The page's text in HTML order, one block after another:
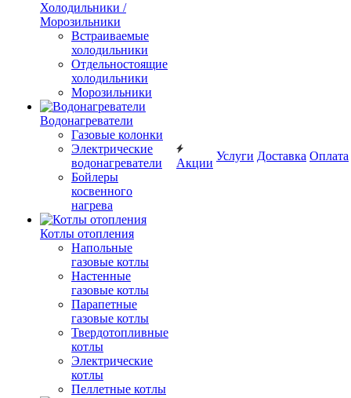
Холодильники /
Морозильники
Встраиваемые
холодильники
Отдельностоящие
холодильники
Морозильники
Водонагреватели
Газовые колонки
Электрические
водонагреватели
Бойлеры
косвенного
нагрева
Котлы отопления
Напольные
газовые котлы
Настенные
газовые котлы
Парапетные
газовые котлы
Твердотопливные
котлы
Электрические
котлы
Пеллетные котлы
Акции
Услуги Доставка Оплата